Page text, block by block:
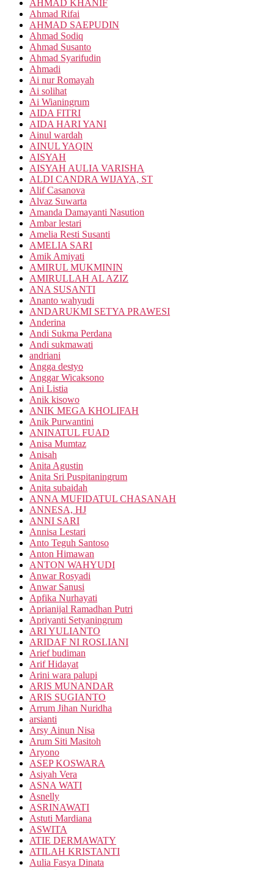
AHMAD KHANIF
Ahmad Rifai
AHMAD SAEPUDIN
Ahmad Sodiq
Ahmad Susanto
Ahmad Syarifudin
Ahmadi
Ai nur Romayah
Ai solihat
Ai Wianingrum
AIDA FITRI
AIDA HARI YANI
Ainul wardah
AINUL YAQIN
AISYAH
AISYAH AULIA VARISHA
ALDI CANDRA WIJAYA, ST
Alif Casanova
Alvaz Suwarta
Amanda Damayanti Nasution
Ambar lestari
Amelia Resti Susanti
AMELIA SARI
Amik Amiyati
AMIRUL MUKMININ
AMIRULLAH AL AZIZ
ANA SUSANTI
Ananto wahyudi
ANDARUKMI SETYA PRAWESI
Anderina
Andi Sukma Perdana
Andi sukmawati
andriani
Angga destyo
Anggar Wicaksono
Ani Listia
Anik kisowo
ANIK MEGA KHOLIFAH
Anik Purwantini
ANINATUL FUAD
Anisa Mumtaz
Anisah
Anita Agustin
Anita Sri Puspitaningrum
Anita subaidah
ANNA MUFIDATUL CHASANAH
ANNESA, HJ
ANNI SARI
Annisa Lestari
Anto Teguh Santoso
Anton Himawan
ANTON WAHYUDI
Anwar Rosyadi
Anwar Sanusi
Apfika Nurhayati
Aprianijal Ramadhan Putri
Apriyanti Setyaningrum
ARI YULIANTO
ARIDAF NI ROSLIANI
Arief budiman
Arif Hidayat
Arini wara palupi
ARIS MUNANDAR
ARIS SUGIANTO
Arrum Jihan Nuridha
arsianti
Arsy Ainun Nisa
Arum Siti Masitoh
Aryono
ASEP KOSWARA
Asiyah Vera
ASNA WATI
Asnelly
ASRINAWATI
Astuti Mardiana
ASWITA
ATIE DERMAWATY
ATILAH KRISTANTI
Aulia Fasya Dinata